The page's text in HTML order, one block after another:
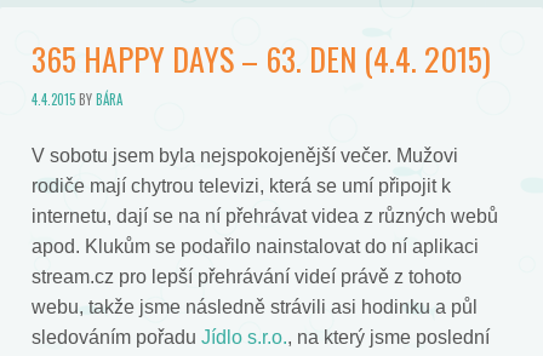
365 HAPPY DAYS – 63. DEN (4.4. 2015)
4.4.2015BYBÁRA
V sobotu jsem byla nejspokojenější večer. Mužovi
rodiče mají chytrou televizi, která se umí připojit k
internetu, dají se na ní přehrávat videa z různých webů
apod. Klukům se podařilo nainstalovat do ní aplikaci
stream.cz pro lepší přehrávání videí právě z tohoto
webu, takže jsme následně strávili asi hodinku a půl
sledováním pořadu Jídlo s.r.o., na který jsme poslední